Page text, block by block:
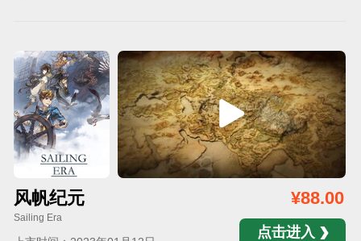
风帆纪元
Sailing Era
¥88.00
点击进入